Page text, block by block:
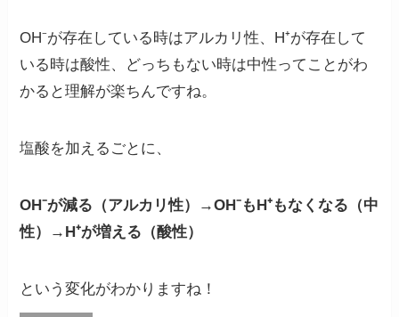
OH⁻が存在している時はアルカリ性、H⁺が存在して
いる時は酸性、どっちもない時は中性ってことがわ
かると理解が楽ちんですね。
塩酸を加えるごとに、
OH⁻が減る（アルカリ性）→OH⁻もH⁺もなくなる（中
性）→H⁺が増える（酸性）
という変化がわかりますね！